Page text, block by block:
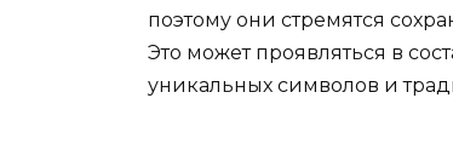
поэтому они стремятся
Это может проявляться в
уникальных символов и